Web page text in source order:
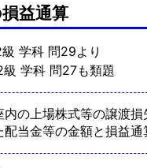
益通算
学科 問29より
学科 問27も類題
内の上場株式等の譲渡
当金等の金額と損益通